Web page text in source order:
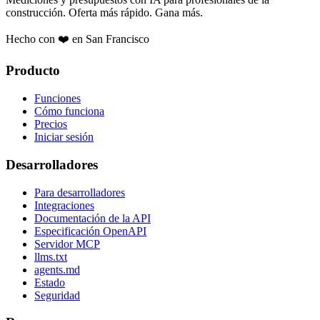
construcción. Oferta más rápido. Gana más.
Hecho con ❤️ en San Francisco
Producto
Funciones
Cómo funciona
Precios
Iniciar sesión
Desarrolladores
Para desarrolladores
Integraciones
Documentación de la API
Especificación OpenAPI
Servidor MCP
llms.txt
agents.md
Estado
Seguridad